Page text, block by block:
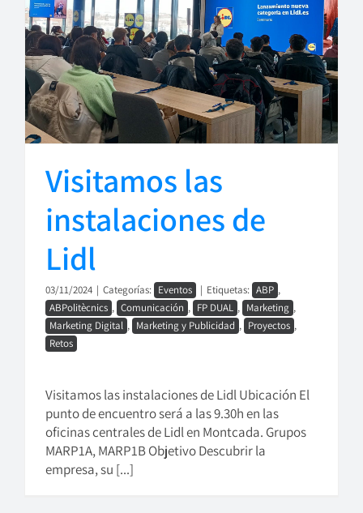
Visitamos las
instalaciones de
Lidl
03/11/2024 | Categorías: Eventos | Etiquetas: ABP ,
ABPolitècnics , Comunicación , FP DUAL , Marketing ,
Marketing Digital , Marketing y Publicidad , Proyectos ,
Retos
Visitamos las instalaciones de Lidl Ubicación El
punto de encuentro será a las 9.30h en las
oficinas centrales de Lidl en Montcada. Grupos
MARP1A, MARP1B Objetivo Descubrir la
empresa, su [...]